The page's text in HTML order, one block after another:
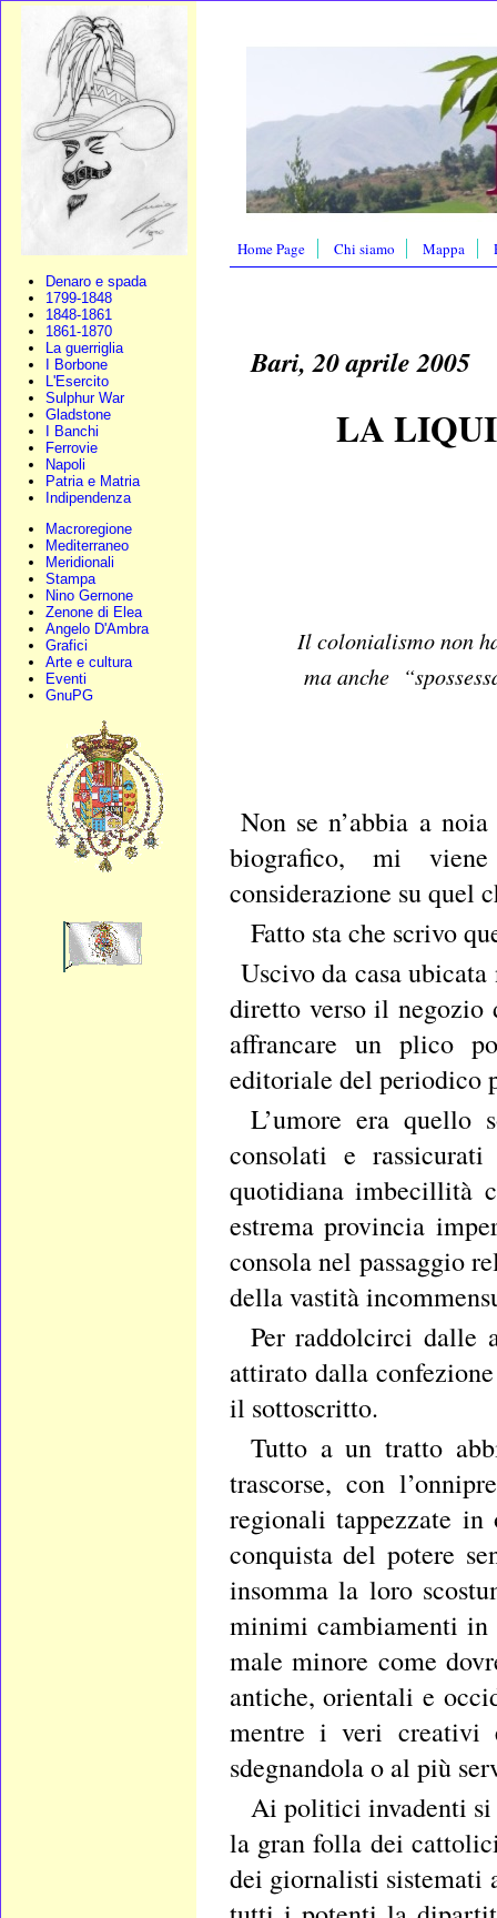
Denaro e spada
1799-1848
1848-1861
1861-1870
La guerriglia
I Borbone
L'Esercito
Sulphur War
Gladstone
I Banchi
Ferrovie
Napoli
Patria e Matria
Indipendenza
Macroregione
Mediterraneo
Meridionali
Stampa
Nino Gernone
Zenone di Elea
Angelo D'Ambra
Grafici
Arte e cultura
Eventi
GnuPG
Home Page Chi siamo Mappa
Bari, 20 aprile 2005
LA
Il colonialismo non
ma anche
Non se n’abbia a
biografico, mi
considerazione su quel
Fatto sta che scrivo
Uscivo da casa
diretto verso il
affrancare un plico
editoriale del periodico
L’umore era
consolati e
quotidiana imbecillità
estrema provincia
consola nel passaggio
della vastità
Per raddolcirci dalle
attirato dalla
il sottoscritto.
Tutto a un tratto
trascorse, con
regionali tappezzate
conquista del potere
insomma la loro
minimi cambiamenti
male minore come
antiche, orientali e
mentre i veri creativi
sdegnandola o al più
Ai politici invadenti
la gran folla dei
dei giornalisti sistemati